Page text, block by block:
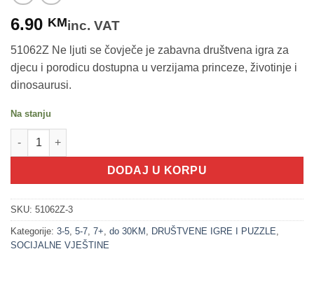
6.90 KMinc. VAT
51062Z Ne ljuti se čovječe je zabavna društvena igra za
djecu i porodicu dostupna u verzijama princeze, životinje i
dinosaurusi.
Na stanju
200353-3 NE LJUTI SE ČOVJEČE - Društvena igra
DODAJ U KORPU
SKU: 51062Z-3
Kategorije: 3-5 5-7 7+ do 30KM DRUŠTVENE IGRE I PUZZLE
SOCIJALNE VJEŠTINE